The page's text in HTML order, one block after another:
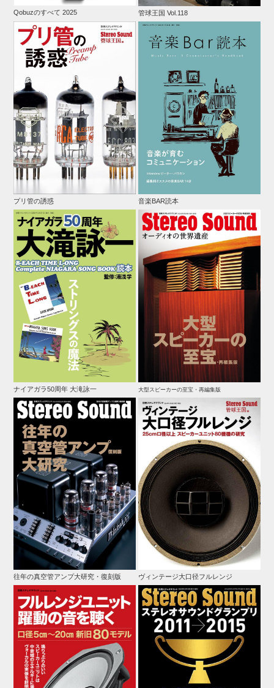
Qobuzのすべて 2025 管球王国 Vol.118
プリ管の誘惑 音楽BAR読本
ナイアガラ50周年 大滝詠一 大型スピーカーの至宝・再編集版
往年の真空管アンプ大研究・復刻版 ヴィンテージ大口径フルレンジ